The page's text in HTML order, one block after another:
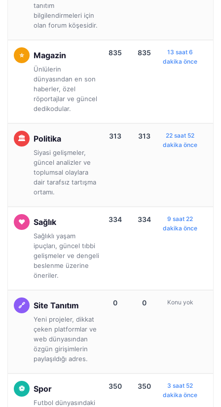
tanıtım
bilgilendirmeleri için
olan forum köşesidir.
Magazin
Ünlülerin
dünyasından en son
haberler, özel
röportajlar ve güncel
dedikodular.
835 835
13 saat 6
dakika önce
Politika
Siyasi gelişmeler,
güncel analizler ve
toplumsal olaylara
dair tarafsız tartışma
ortamı.
313 313
22 saat 52
dakika önce
Sağlık
Sağlıklı yaşam
ipuçları, güncel tıbbi
gelişmeler ve dengeli
beslenme üzerine
öneriler.
334 334
9 saat 22
dakika önce
Site Tanıtım
Yeni projeler, dikkat
çeken platformlar ve
web dünyasından
özgün girişimlerin
paylaşıldığı adres.
0 0 Konu yok
Spor
Futbol dünyasındaki
350 350
3 saat 52
dakika önce